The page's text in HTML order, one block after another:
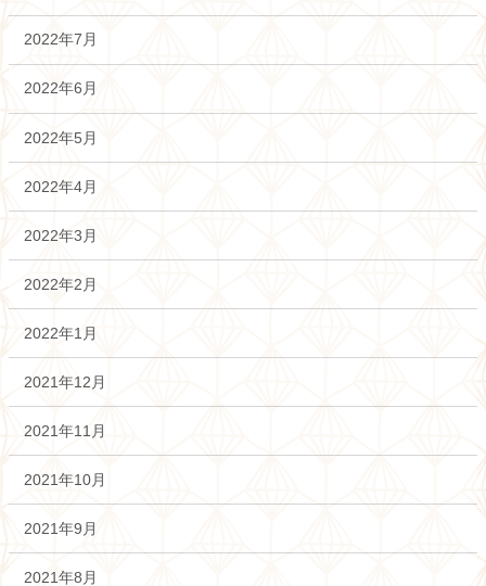
2022年7月
2022年6月
2022年5月
2022年4月
2022年3月
2022年2月
2022年1月
2021年12月
2021年11月
2021年10月
2021年9月
2021年8月